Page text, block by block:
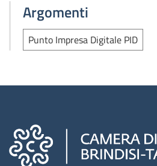
Argomenti
Punto Impresa Digitale PID